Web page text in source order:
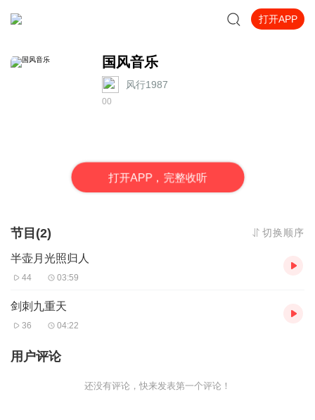
打开APP
国风音乐
风行1987
00
打开APP，完整收听
节目(2) 切换顺序
半壶月光照归人
44 03:59
剑刺九重天
36 04:22
用户评论
还没有评论，快来发表第一个评论！